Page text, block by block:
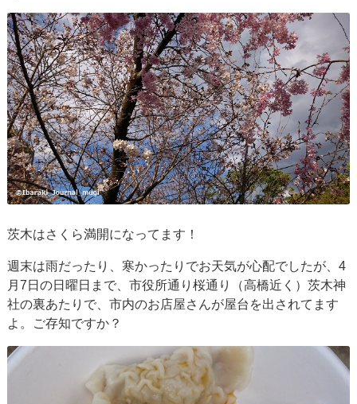
茨木はさくら満開になってます！
週末は雨だったり、寒かったりでお天気が心配でしたが、4
月7日の日曜日まで、市役所通り桜通り（高橋近く）茨木神
社の裏あたりで、市内のお店屋さんが屋台を出されてます
よ。ご存知ですか？